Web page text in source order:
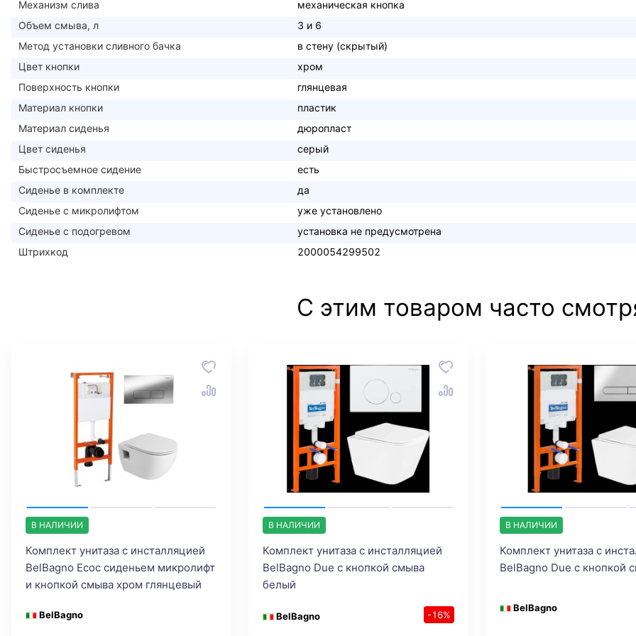
Механизм слива
механическая кнопка
Объем смыва, л
3 и 6
Метод установки сливного бачка
в стену (скрытый)
Цвет кнопки
хром
Поверхность кнопки
глянцевая
Материал кнопки
пластик
Материал сиденья
дюропласт
Цвет сиденья
серый
Быстросъемное сидение
есть
Сиденье в комплекте
да
Сиденье с микролифтом
уже установлено
Сиденье с подогревом
установка не предусмотрена
Штрихкод
2000054299502
С этим товаром часто
В НАЛИЧИИ
Комплект унитаза с инсталляцией
BelBagno Ecoс сиденьем микролифт
и кнопкой смыва хром глянцевый
BelBagno
В НАЛИЧИИ
Комплект унитаза с инсталляцией
BelBagno Due с кнопкой смыва
белый
BelBagno -16%
В НАЛИЧИИ
Комплект унитаза с
BelBagno Due с кнопкой
BelBagno